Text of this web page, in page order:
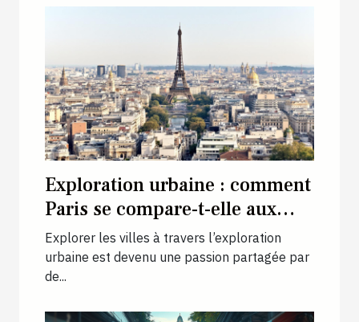
Exploration urbaine : comment
Paris se compare-t-elle aux
autres capitales européennes ?
Explorer les villes à travers l’exploration
urbaine est devenu une passion partagée par
de...